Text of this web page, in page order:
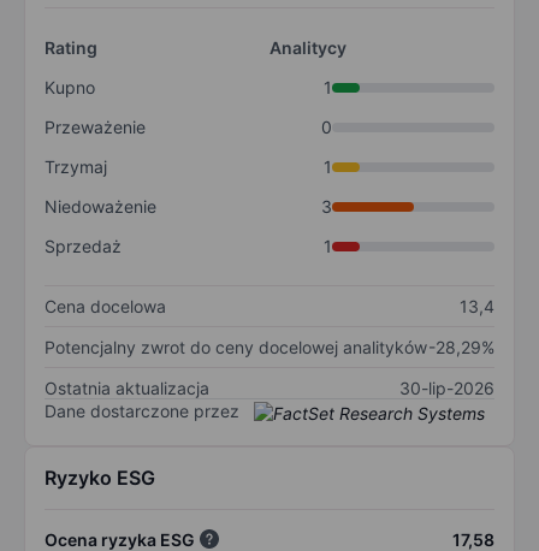
Rating
Analitycy
Kupno
1
Przeważenie
0
Trzymaj
1
Niedoważenie
3
Sprzedaż
1
Cena docelowa
13,4
Potencjalny zwrot do ceny docelowej analityków-28,29%
Ostatnia aktualizacja
30-lip-2026
Dane dostarczone przez
Ryzyko ESG
Ocena ryzyka ESG
17,58